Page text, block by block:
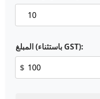
المبلغ (باستثناء GST):
$